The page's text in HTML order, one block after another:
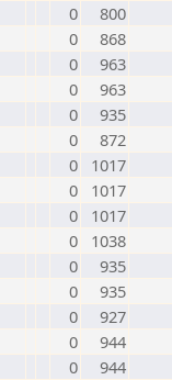
0
800
0
868
0
963
0
963
0
935
0
872
0
1017
0
1017
0
1017
0
1038
0
935
0
935
0
927
0
944
0
944